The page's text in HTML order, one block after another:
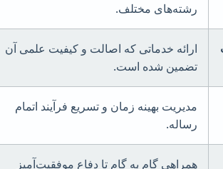
رشته‌های مختلف.
ارائه خدماتی که اصالت و کیفیت علمی آن
تضمین شده است.
مدیریت بهینه زمان و تسریع فرآیند اتمام
رساله.
همراهی گام به گام تا دفاع موفقیت‌آمیز